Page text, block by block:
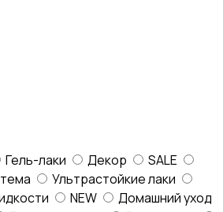
Гель-лаки Декор
SALE
Ультрастойкие лаки
NEW
Домашний уход